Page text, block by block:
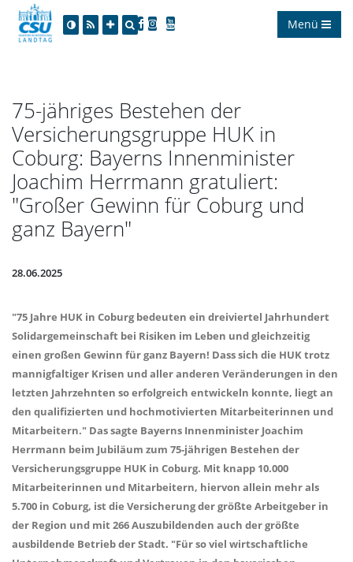
Menü
75-jähriges Bestehen der
Versicherungsgruppe HUK in
Coburg: Bayerns Innenminister
Joachim Herrmann gratuliert:
"Großer Gewinn für Coburg und
ganz Bayern"
28.06.2025
"75 Jahre HUK in Coburg bedeuten ein dreiviertel Jahrhundert
Solidargemeinschaft bei Risiken im Leben und gleichzeitig
einen großen Gewinn für ganz Bayern! Dass sich die HUK trotz
mannigfaltiger Krisen und aller anderen Veränderungen in den
letzten Jahrzehnten so erfolgreich entwickeln konnte, liegt an
den qualifizierten und hochmotivierten Mitarbeiterinnen und
Mitarbeitern." Das sagte Bayerns Innenminister Joachim
Herrmann beim Jubiläum zum 75-jährigen Bestehen der
Versicherungsgruppe HUK in Coburg. Mit knapp 10.000
Mitarbeiterinnen und Mitarbeitern, hiervon allein mehr als
5.700 in Coburg, ist die Versicherung der größte Arbeitgeber in
der Region und mit 266 Auszubildenden auch der größte
ausbildende Betrieb der Stadt. "Für so viel wirtschaftliche